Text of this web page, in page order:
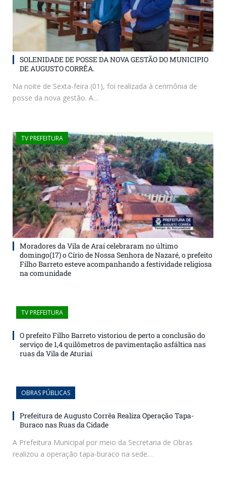
SOLENIDADE DE POSSE DA NOVA GESTÃO DO MUNICIPIO
DE AUGUSTO CORRÊA.
Na noite de Sexta-feira (01), foi realizada à cerimônia de
posse da nova gestão. A…
TV PREFEITURA
Moradores da Vila de Araí celebraram no último
domingo(17) o Círio de Nossa Senhora de Nazaré, o prefeito
Filho Barreto esteve acompanhando a festividade religiosa
na comunidade
TV PREFEITURA
O prefeito Filho Barreto vistoriou de perto a conclusão do
serviço de 1,4 quilômetros de pavimentação asfáltica nas
ruas da Vila de Aturiaí
OBRAS PÚBLICAS
Prefeitura de Augusto Corrêa Realiza Operação Tapa-
Buraco nas Ruas da Cidade
A Prefeitura Municipal por meio da Secretaria de Obras
realizou a operação tapa-buraco na sede…